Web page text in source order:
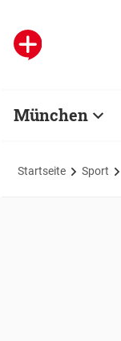
München
Startseite Sport